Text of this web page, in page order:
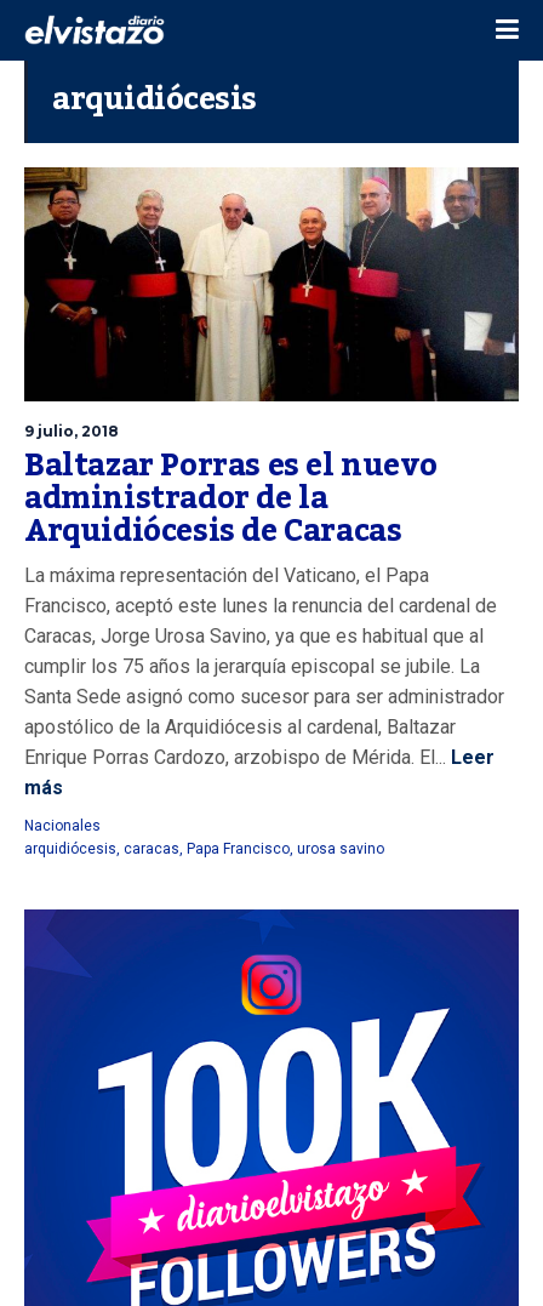
arquidiócesis
9 julio, 2018
Baltazar Porras es el nuevo
administrador de la
Arquidiócesis de Caracas
La máxima representación del Vaticano, el Papa
Francisco, aceptó este lunes la renuncia del cardenal de
Caracas, Jorge Urosa Savino, ya que es habitual que al
cumplir los 75 años la jerarquía episcopal se jubile. La
Santa Sede asignó como sucesor para ser administrador
apostólico de la Arquidiócesis al cardenal, Baltazar
Enrique Porras Cardozo, arzobispo de Mérida. El... Leer
más
Nacionales
arquidiócesis, caracas, Papa Francisco, urosa savino